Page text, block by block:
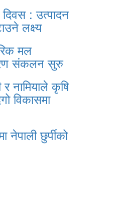
दिवस : उत्पादन
लक्ष्य
मल
संकलन सुरु
र नामियाले कृषि
विकासमा
नेपाली छुर्पीको